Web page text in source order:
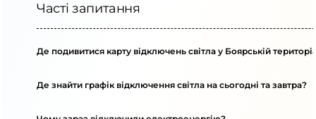
Часті запитання
Де подивитися карту відключень світла у Боярській
Де знайти графік відключення світла на сьогодні та завтра?